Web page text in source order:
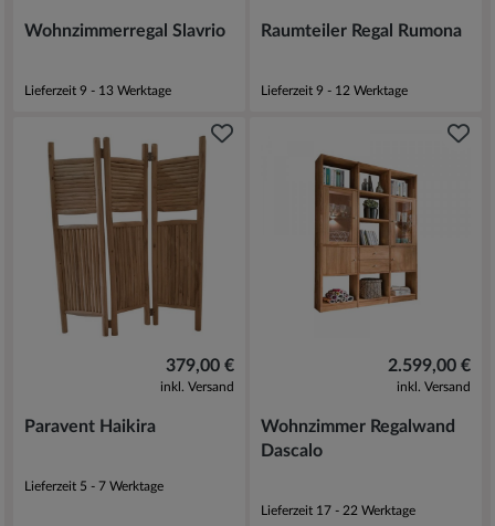
Wohnzimmerregal Slavrio
Lieferzeit 9 - 13 Werktage
Raumteiler Regal Rumona
Lieferzeit 9 - 12 Werktage
379,00 €
inkl. Versand
Paravent Haikira
Lieferzeit 5 - 7 Werktage
2.599,00 €
inkl. Versand
Wohnzimmer Regalwand
Dascalo
Lieferzeit 17 - 22 Werktage